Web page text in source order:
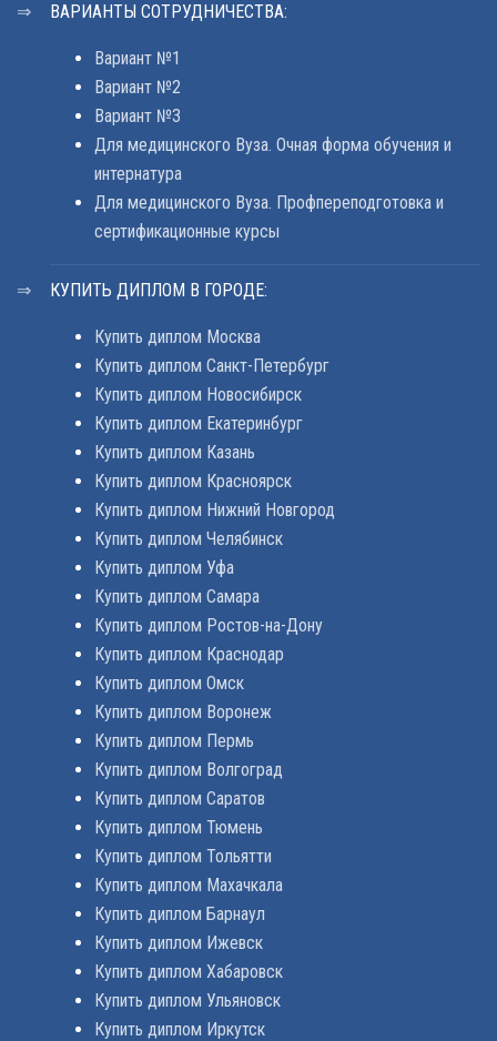
ВАРИАНТЫ СОТРУДНИЧЕСТВА:
Вариант №1
Вариант №2
Вариант №3
Для медицинского Вуза. Очная форма обучения и
интернатура
Для медицинского Вуза. Профпереподготовка и
сертификационные курсы
КУПИТЬ ДИПЛОМ В ГОРОДЕ:
Купить диплом Москва
Купить диплом Санкт-Петербург
Купить диплом Новосибирск
Купить диплом Екатеринбург
Купить диплом Казань
Купить диплом Красноярск
Купить диплом Нижний Новгород
Купить диплом Челябинск
Купить диплом Уфа
Купить диплом Самара
Купить диплом Ростов-на-Дону
Купить диплом Краснодар
Купить диплом Омск
Купить диплом Воронеж
Купить диплом Пермь
Купить диплом Волгоград
Купить диплом Саратов
Купить диплом Тюмень
Купить диплом Тольятти
Купить диплом Махачкала
Купить диплом Барнаул
Купить диплом Ижевск
Купить диплом Хабаровск
Купить диплом Ульяновск
Купить диплом Иркутск